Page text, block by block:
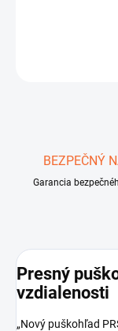
BEZPEČNÝ
Garancia
Presný
vzdialenosti
„Nový puškohľad